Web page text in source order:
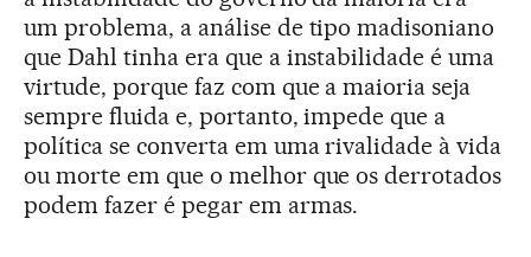
um problema, a análise de tipo madisoniano
que Dahl tinha era que a instabilidade é uma
virtude, porque faz com que a maioria seja
sempre fluida e, portanto, impede que a
política se converta em uma rivalidade à vida
ou morte em que o melhor que os derrotados
podem fazer é pegar em armas.